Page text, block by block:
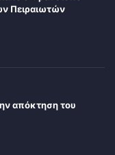
Πειραιωτών
απόκτηση του